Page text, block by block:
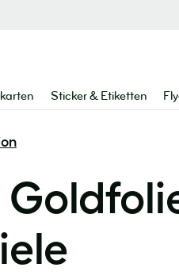
Sticker & Etiketten